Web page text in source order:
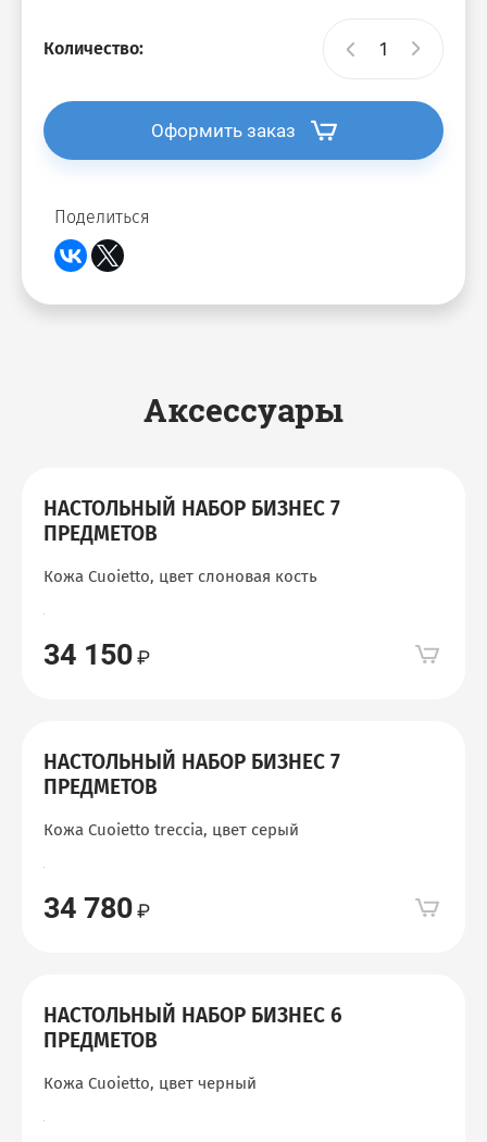
Количество:
Оформить заказ
Поделиться
Аксессуары
НАСТОЛЬНЫЙ НАБОР БИЗНЕС 7
ПРЕДМЕТОВ
Кожа Cuoietto, цвет слоновая кость
34 150
НАСТОЛЬНЫЙ НАБОР БИЗНЕС 7
ПРЕДМЕТОВ
Кожа Cuoietto treccia, цвет серый
34 780
НАСТОЛЬНЫЙ НАБОР БИЗНЕС 6
ПРЕДМЕТОВ
Кожа Cuoietto, цвет черный